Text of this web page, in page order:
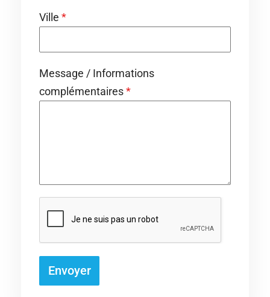
Ville *
Message / Informations
complémentaires*
Envoyer